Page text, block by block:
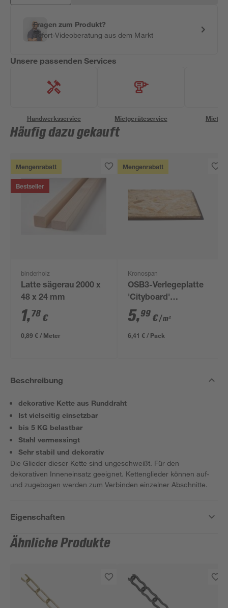
Fragen zum Produkt?
Sofort-Videoberatung aus dem Markt
Unsere passenden Services
Handwerksservice Mietgeräteservice
Häufig dazu gekauft
Mengenrabatt
Bestseller
binderholz
Latte sägerau 2000 x
48 x 24 mm
1,78 €
0,89 € / Meter
Mengenrabatt
Kronospan
OSB3-Verlegeplatte
'Cityboard'
ungeschliffen 1690 x
634 x 12 mm
5,99 €/ m²
6,41 € / Pack
Beschreibung
dekorative Kette aus Runddraht
Ist vielseitig einsetzbar
bis 5 KG belastbar
Stahl vermessingt
Sehr stabil und dekorativ
Die Glieder dieser Kette sind ungeschweißt. Für den
dekorativen Inneneinsatz geeignet. Kettenglieder können auf-
und zugebogen werden zum Verbinden einzelner Abschnitte.
Eigenschaften
Ähnliche Produkte